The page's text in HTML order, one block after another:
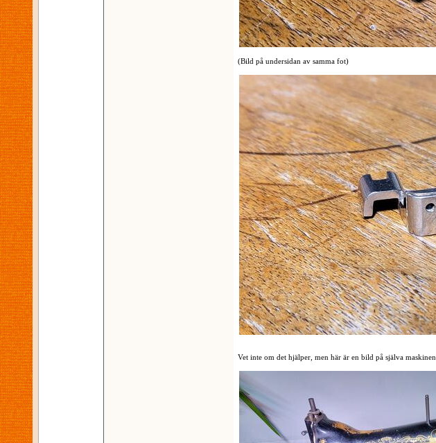
(Bild på undersidan av samma fot)
Vet inte om det hjälper, men här är en bild på själva maskinen.